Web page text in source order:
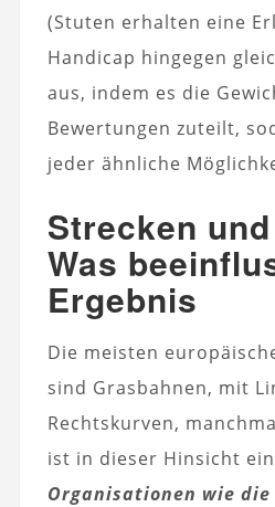
(Stuten erhalten eine
Handicap hingegen
aus, indem es die
Bewertungen zuteilt,
jeder ähnliche
Strecken
Was
Ergebnis
Die meisten
sind Grasbahnen, mit
Rechtskurven,
ist in dieser Hinsicht
Organisationen wie die